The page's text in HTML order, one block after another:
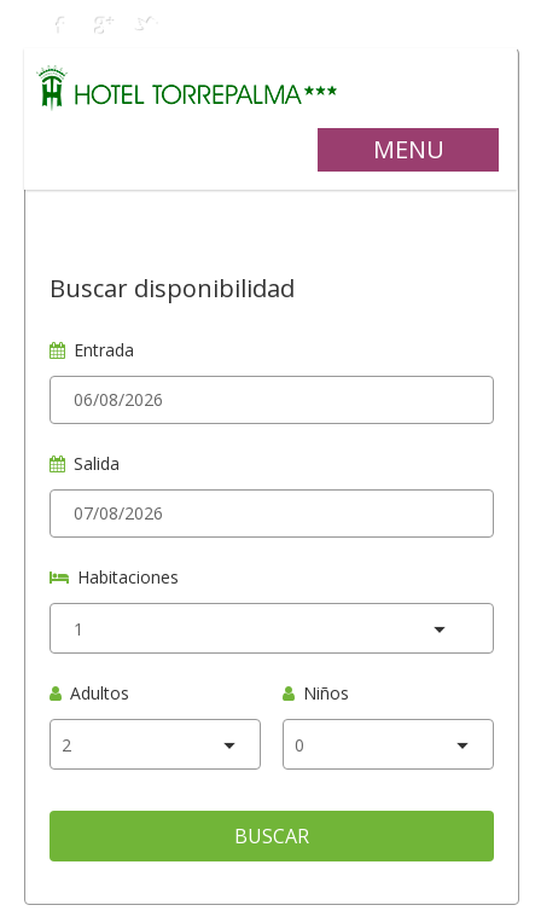
MENU
Buscar disponibilidad
Entrada
Salida
Habitaciones
Adultos Niños
BUSCAR